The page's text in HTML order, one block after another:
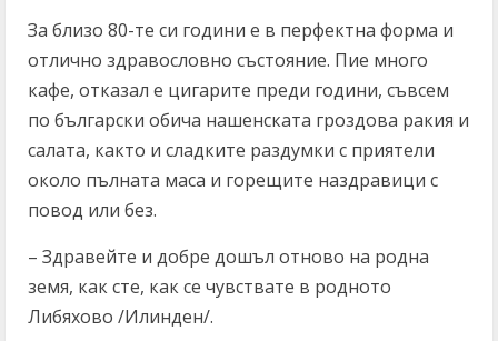
За близо 80-те си години е в перфектна форма и
отлично здравословно състояние. Пие много
кафе, отказал е цигарите преди години, съвсем
по български обича нашенската гроздова ракия и
салата, както и сладките раздумки с приятели
около пълната маса и горещите наздравици с
повод или без.
– Здравейте и добре дошъл отново на родна
земя, как сте, как се чувствате в родното
Либяхово /Илинден/.